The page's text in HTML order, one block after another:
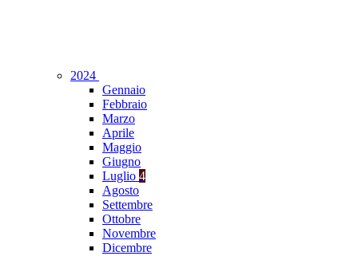
2024
Gennaio
Febbraio
Marzo
Aprile
Maggio
Giugno
Luglio 4
Agosto
Settembre
Ottobre
Novembre
Dicembre